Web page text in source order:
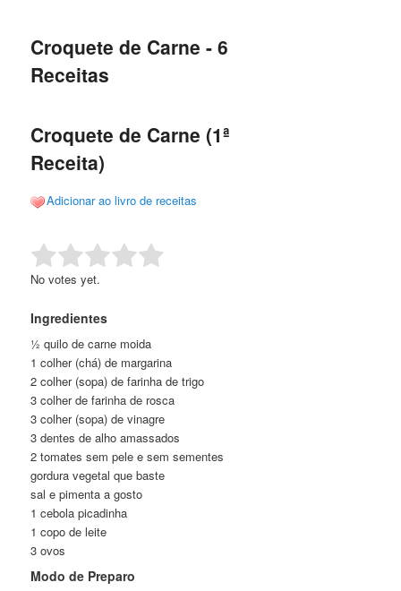
conteúdo
conteúdo
Croquete de Carne - 6
Receitas
Croquete de Carne (1ª
Receita)
Adicionar ao livro de receitas
Rate this item: Submit Rating
No votes yet.
Ingredientes
½ quilo de carne moida
1 colher (chá) de margarina
2 colher (sopa) de farinha de trigo
3 colher de farinha de rosca
3 colher (sopa) de vinagre
3 dentes de alho amassados
2 tomates sem pele e sem sementes
gordura vegetal que baste
sal e pimenta a gosto
1 cebola picadinha
1 copo de leite
3 ovos
Modo de Preparo